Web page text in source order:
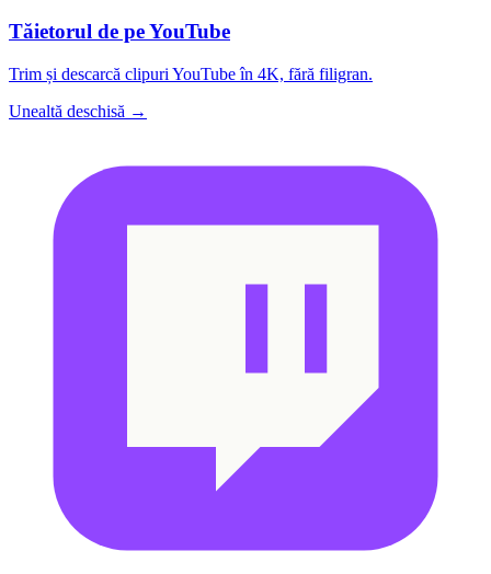
Tăietorul de pe YouTube
Trim și descarcă clipuri YouTube în 4K, fără filigran.
Unealtă deschisă →